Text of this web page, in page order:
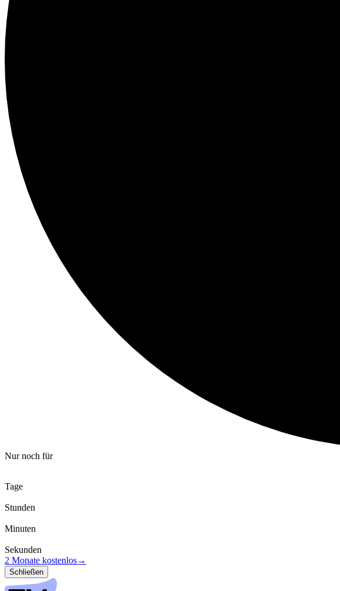
Nur noch für
Tage
Stunden
Minuten
Sekunden
2 Monate kostenlos→
Schließen